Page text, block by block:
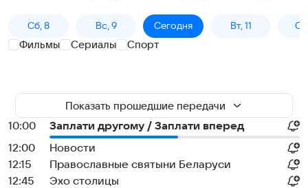
Сб, 8 Вс, 9 Сегодня Вт, 11
Фильмы Сериалы Спорт
Показать прошедшие передачи
10:00
Заплати другому / Заплати вперед
12:00
Новости
12:15
Православные святыни Беларуси
12:45
Эхо столицы